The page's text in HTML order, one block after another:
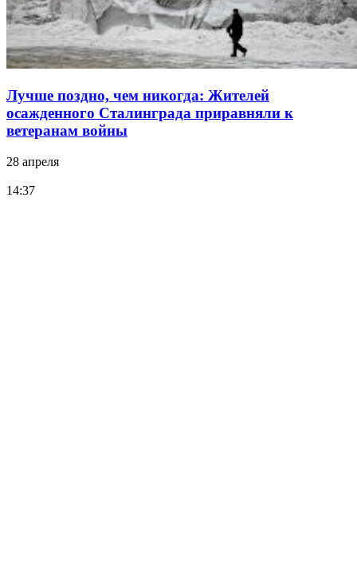
Лучше поздно, чем никогда: Жителей
осажденного Сталинграда приравняли к
ветеранам войны
28 апреля
14:37